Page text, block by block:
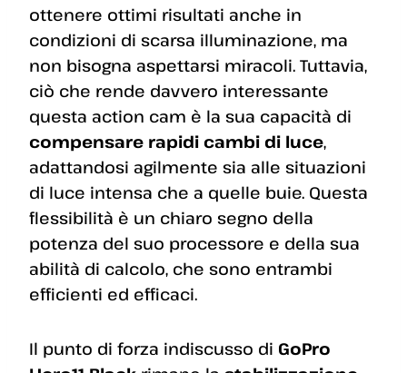
ottenere ottimi risultati anche in
condizioni di scarsa illuminazione, ma
non bisogna aspettarsi miracoli. Tuttavia,
ciò che rende davvero interessante
questa action cam è la sua capacità di
compensare rapidi cambi di luce,
adattandosi agilmente sia alle situazioni
di luce intensa che a quelle buie. Questa
flessibilità è un chiaro segno della
potenza del suo processore e della sua
abilità di calcolo, che sono entrambi
efficienti ed efficaci.
Il punto di forza indiscusso di GoPro